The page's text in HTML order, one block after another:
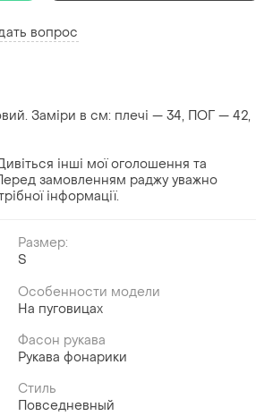
вопрос
Заміри в см: плечі — 34, ПОГ — 42,
інші мої оголошення та
замовленням раджу уважно
інформації.
Размер:
S
Особенности модели
На пуговицах
Фасон рукава
Рукава фонарики
Стиль
Повседневный